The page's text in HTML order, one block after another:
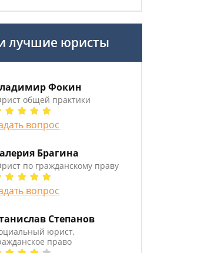
лучшие юристы
Фокин
общей практики
вопрос
Брагина
по гражданскому праву
вопрос
Степанов
юрист,
право